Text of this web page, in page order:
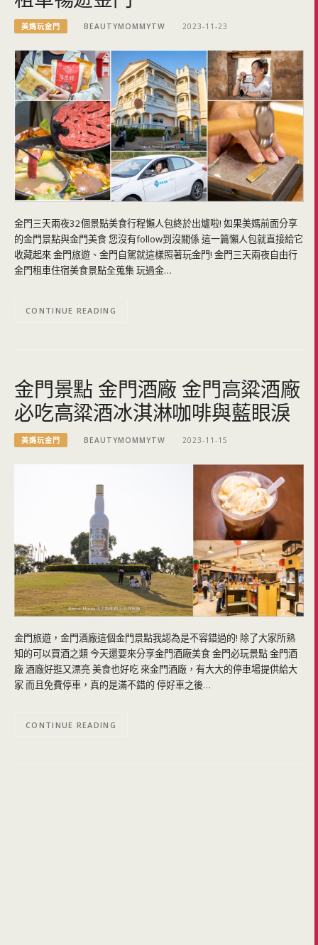
美媽玩金門 BEAUTYMOMMYTW 2023-11-23
金門三天兩夜32個景點美食行程懶人包終於出爐啦! 如果美媽前面分享
的金門景點與金門美食 您沒有follow到沒關係 這一篇懶人包就直接給它
收藏起來 金門旅遊、金門自駕就這樣照著玩金門! 金門三天兩夜自由行
金門租車住宿美食景點全蒐集 玩過金…
CONTINUE READING
金門景點 金門酒廠 金門高粱酒廠
必吃高粱酒冰淇淋咖啡與藍眼淚
美媽玩金門 BEAUTYMOMMYTW 2023-11-15
金門旅遊，金門酒廠這個金門景點我認為是不容錯過的! 除了大家所熟
知的可以買酒之類 今天還要來分享金門酒廠美食 金門必玩景點 金門酒
廠 酒廠好逛又漂亮 美食也好吃 來金門酒廠，有大大的停車場提供給大
家 而且免費停車，真的是滿不錯的 停好車之後…
CONTINUE READING